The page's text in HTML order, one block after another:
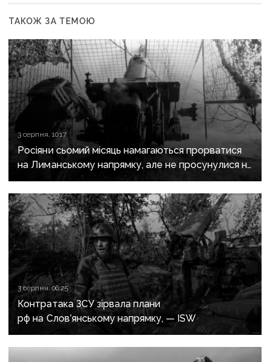
ТАКОЖ ЗА ТЕМОЮ
3 серпня, 10:17
Росіяни сьомий місяць намагаються прорватися
на Лиманському напрямку, але не просунулися ні
на метр — військові
3 серпня, 06:25
Контратака ЗСУ зірвала плани
рф на Слов’янському напрямку, — ISW